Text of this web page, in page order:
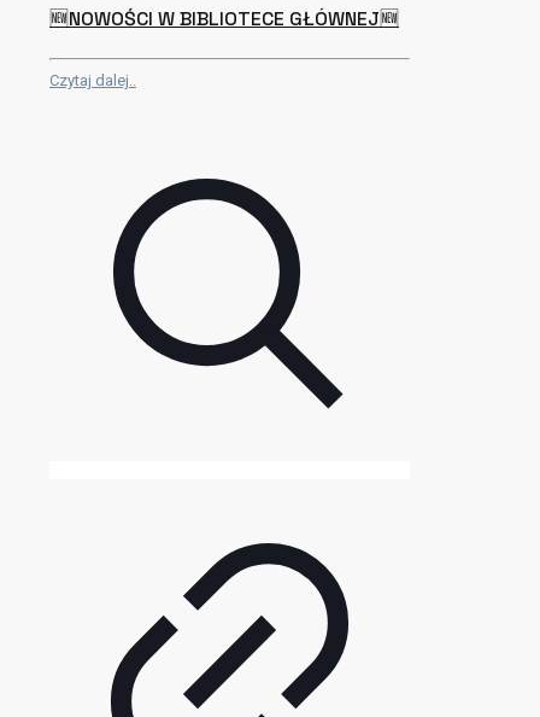
🆕NOWOŚCI W BIBLIOTECE GŁÓWNEJ🆕
Czytaj dalej..